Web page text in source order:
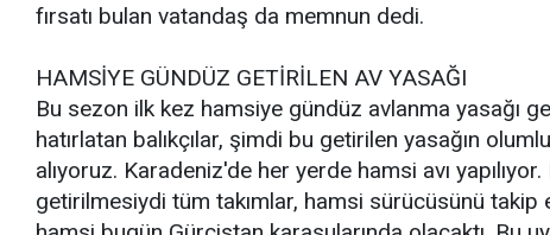
fırsatı bulan vatandaş da memnun dedi.
HAMSİYE GÜNDÜZ GETİRİLEN AV YASAĞI
Bu sezon ilk kez hamsiye gündüz avlanma yasağı
hatırlatan balıkçılar, şimdi bu getirilen yasağın
alıyoruz. Karadeniz'de her yerde hamsi avı
getirilmesiydi tüm takımlar, hamsi sürücüsünü takip